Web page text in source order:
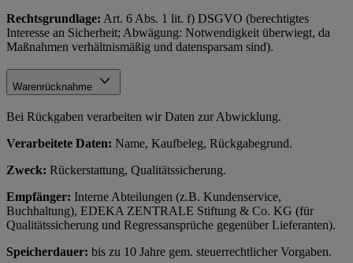
Rechtsgrundlage: Art. 6 Abs. 1 lit. f) DSGVO (berechtigtes
Interesse an Sicherheit; Abwägung: Notwendigkeit überwiegt, da
Maßnahmen verhältnismäßig und datensparsam sind).
Warenrücknahme
Bei Rückgaben verarbeiten wir Daten zur Abwicklung.
Verarbeitete Daten: Name, Kaufbeleg, Rückgabegrund.
Zweck: Rückerstattung, Qualitätssicherung.
Empfänger: Interne Abteilungen (z.B. Kundenservice,
Buchhaltung), EDEKA ZENTRALE Stiftung & Co. KG (für
Qualitätssicherung und Regressansprüche gegenüber Lieferanten).
Speicherdauer: bis zu 10 Jahre gem. steuerrechtlicher Vorgaben.